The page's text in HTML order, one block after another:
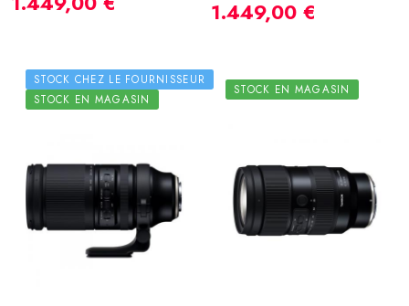
1.449,00 €
STOCK CHEZ LE FOURNISSEUR
STOCK EN MAGASIN
STOCK EN MAGASIN